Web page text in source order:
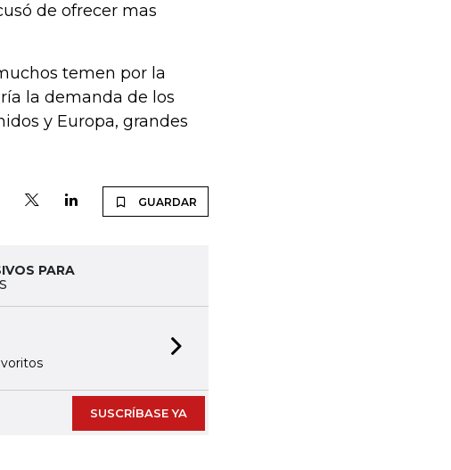
de ofrecer mas
temen por la
la demanda de los
y Europa, grandes
GUARDAR
PARA
SUSCRÍBASE YA